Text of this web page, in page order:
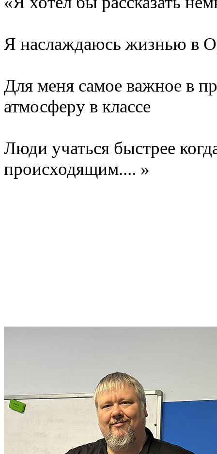
Я наслаждаюсь жизнью в
Для меня самое важное в
атмосферу в классе
Люди учаться быстрее
происходящим.... »